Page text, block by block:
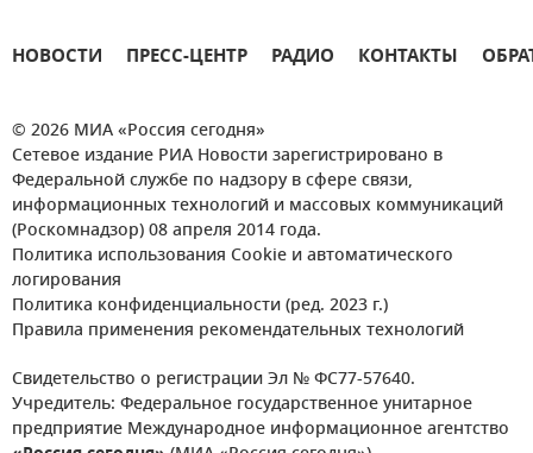
НОВОСТИ ПРЕСС-ЦЕНТР РАДИО КОНТАКТЫ
© 2026 МИА «Россия сегодня»
Сетевое издание РИА Новости зарегистрировано в
Федеральной службе по надзору в сфере связи,
информационных технологий и массовых коммуникаций
(Роскомнадзор) 08 апреля 2014 года.
Политика использования Cookie и автоматического
логирования
Политика конфиденциальности (ред. 2023 г.)
Правила применения рекомендательных технологий
Свидетельство о регистрации Эл № ФС77-57640.
Учредитель: Федеральное государственное унитарное
предприятие Международное информационное агентство